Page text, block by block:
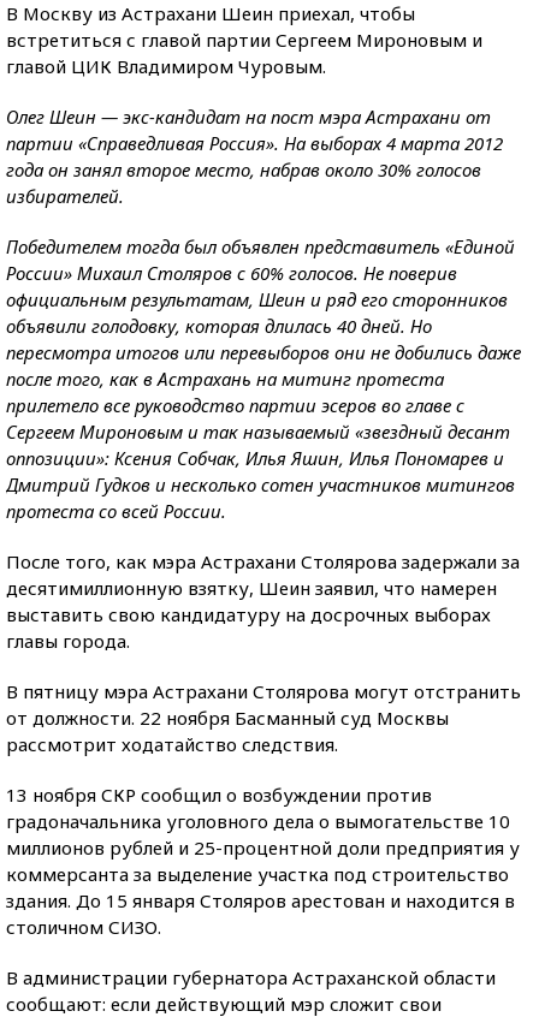
В Москву из Астрахани Шеин приехал, чтобы
встретиться с главой партии Сергеем Мироновым и
главой ЦИК Владимиром Чуровым.
Олег Шеин — экс-кандидат на пост мэра Астрахани от
партии «Справедливая Россия». На выборах 4 марта 2012
года он занял второе место, набрав около 30% голосов
избирателей.
Победителем тогда был объявлен представитель «Единой
России» Михаил Столяров с 60% голосов. Не поверив
официальным результатам, Шеин и ряд его сторонников
объявили голодовку, которая длилась 40 дней. Но
пересмотра итогов или перевыборов они не добились даже
после того, как в Астрахань на митинг протеста
прилетело все руководство партии эсеров во главе с
Сергеем Мироновым и так называемый «звездный десант
оппозиции»: Ксения Собчак, Илья Яшин, Илья Пономарев и
Дмитрий Гудков и несколько сотен участников митингов
протеста со всей России.
После того, как мэра Астрахани Столярова задержали за
десятимиллионную взятку, Шеин заявил, что намерен
выставить свою кандидатуру на досрочных выборах
главы города.
В пятницу мэра Астрахани Столярова могут отстранить
от должности. 22 ноября Басманный суд Москвы
рассмотрит ходатайство следствия.
13 ноября СКР сообщил о возбуждении против
градоначальника уголовного дела о вымогательстве 10
миллионов рублей и 25-процентной доли предприятия у
коммерсанта за выделение участка под строительство
здания. До 15 января Столяров арестован и находится в
столичном СИЗО.
В администрации губернатора Астраханской области
сообщают: если действующий мэр сложит свои